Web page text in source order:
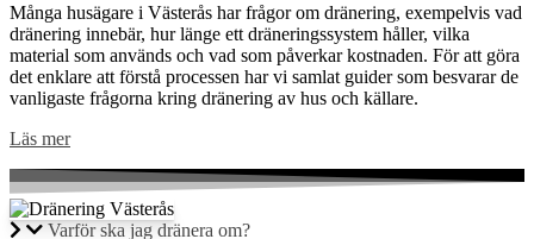
Många husägare i Västerås har frågor om dränering, exempelvis vad
dränering innebär, hur länge ett dräneringssystem håller, vilka
material som används och vad som påverkar kostnaden. För att göra
det enklare att förstå processen har vi samlat guider som besvarar de
vanligaste frågorna kring dränering av hus och källare.
Läs mer
Varför ska jag dränera om?